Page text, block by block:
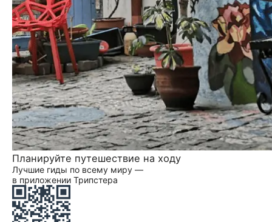
Планируйте путешествие на ходу
Лучшие гиды по всему миру —
в приложении Трипстера